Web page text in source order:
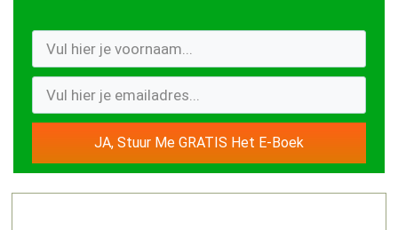
JA, Stuur Me GRATIS Het E-Boek